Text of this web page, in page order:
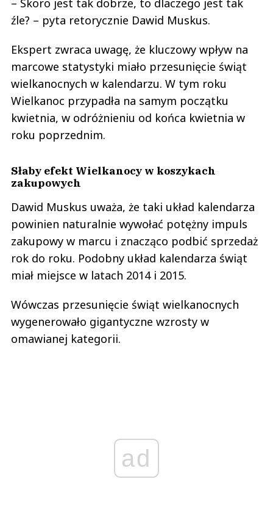
– Skoro jest tak dobrze, to dlaczego jest tak
źle? – pyta retorycznie Dawid Muskus.
Ekspert zwraca uwagę, że kluczowy wpływ na
marcowe statystyki miało przesunięcie świąt
wielkanocnych w kalendarzu. W tym roku
Wielkanoc przypadła na samym początku
kwietnia, w odróżnieniu od końca kwietnia w
roku poprzednim.
Słaby efekt Wielkanocy w koszykach
zakupowych
Dawid Muskus uważa, że taki układ kalendarza
powinien naturalnie wywołać potężny impuls
zakupowy w marcu i znacząco podbić sprzedaż
rok do roku. Podobny układ kalendarza świąt
miał miejsce w latach 2014 i 2015.
Wówczas przesunięcie świąt wielkanocnych
wygenerowało gigantyczne wzrosty w
omawianej kategorii.
ad